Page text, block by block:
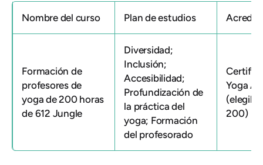
Nombre del curso Plan de estudios
Formación de
profesores de
yoga de 200 horas
de 612 Jungle
Diversidad;
Inclusión;
Accesibilidad;
Profundización de
la práctica del
yoga; Formación
del profesorado
Yoga
200)